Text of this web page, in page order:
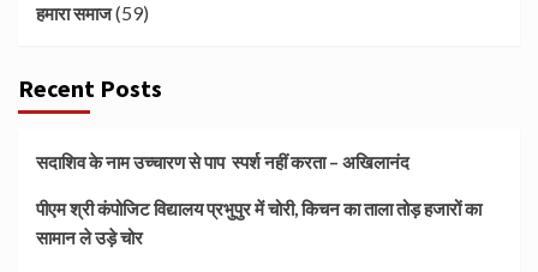
हमारा समाज(59)
Recent Posts
सदाशिव के नाम उच्चारण से पाप स्पर्श नहीं करता – अखिलानंद
पीएम श्री कंपोजिट विद्यालय प्रभुपुर में चोरी, किचन का ताला तोड़ हजारों का
सामान ले उड़े चोर